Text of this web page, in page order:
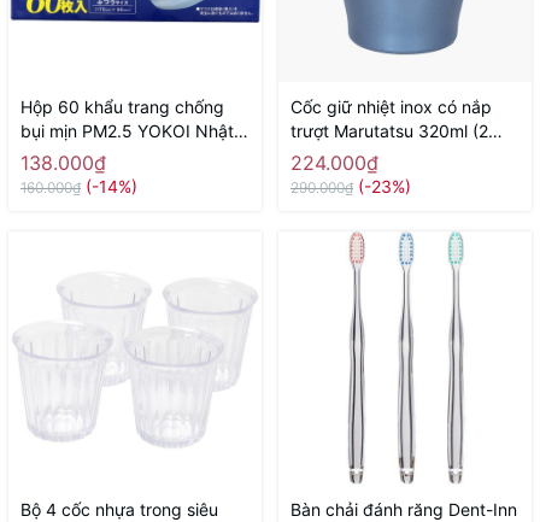
Hộp 60 khẩu trang chống
bụi mịn PM2.5 YOKOI Nhật
Bản - Hàng Nhật nội địa
138.000₫
160.000₫ (-14%)
Cốc giữ nhiệt inox có nắp
trượt Marutatsu 320ml (2
màu blue, pink)
224.000₫
290.000₫ (-23%)
Bộ 4 cốc nhựa trong siêu
Bàn chải đánh răng Dent-Inn